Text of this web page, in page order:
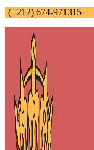
(+212) 674-971315